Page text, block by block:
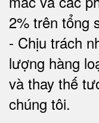
2% trên tổng
- Chịu trách
lượng hàng
và thay thế
chúng tôi.